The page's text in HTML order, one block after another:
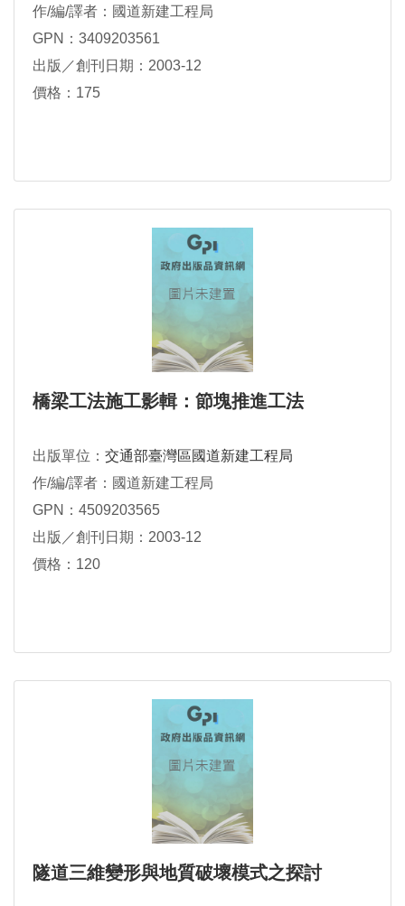
作/編/譯者：國道新建工程局
GPN：3409203561
出版／創刊日期：2003-12
價格：175
橋梁工法施工影輯：節塊推進工法
出版單位： 交通部臺灣區國道新建工程局
作/編/譯者：國道新建工程局
GPN：4509203565
出版／創刊日期：2003-12
價格：120
隧道三維變形與地質破壞模式之探討